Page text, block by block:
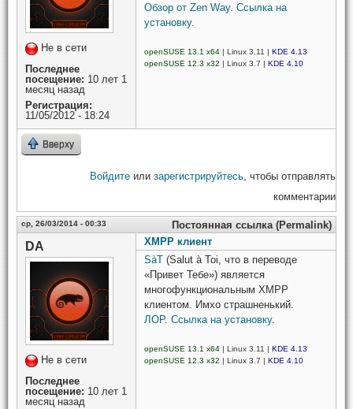
Не в сети
Последнее
посещение: 10 лет 1
месяц назад
Регистрация:
11/05/2012 - 18:24
Обзор от Zen Way. Ссылка на
установку.
openSUSE 13.1 x64 | Linux 3.11 | KDE 4.13
openSUSE 12.3 x32 | Linux 3.7 | KDE 4.10
Вверху
Войдите или зарегистрируйтесь, чтобы отправлять
комментарии
ср, 26/03/2014 - 00:33 Постоянная ссылка (Permalink)
DA
Не в сети
Последнее
посещение: 10 лет 1
месяц назад
XMPP клиент
SàT (Salut à Toi, что в переводе
«Привет Тебе») является
многофункциональным XMPP
клиентом. Имхо страшненький.
ЛОР. Ссылка на установку.
openSUSE 13.1 x64 | Linux 3.11 | KDE 4.13
openSUSE 12.3 x32 | Linux 3.7 | KDE 4.10